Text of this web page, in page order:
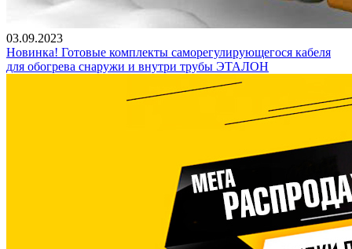
03.09.2023
Новинка! Готовые комплекты саморегулирующегося кабеля
для обогрева снаружи и внутри трубы ЭТАЛОН